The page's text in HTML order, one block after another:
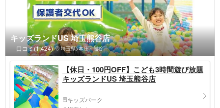
キッズランドUS 埼玉熊谷店
口コミ(1,424) 埼玉県>本庄・熊谷
【休日・100円OFF】こども3時間遊び放題
キッズランドUS 埼玉熊谷店
キッズパーク